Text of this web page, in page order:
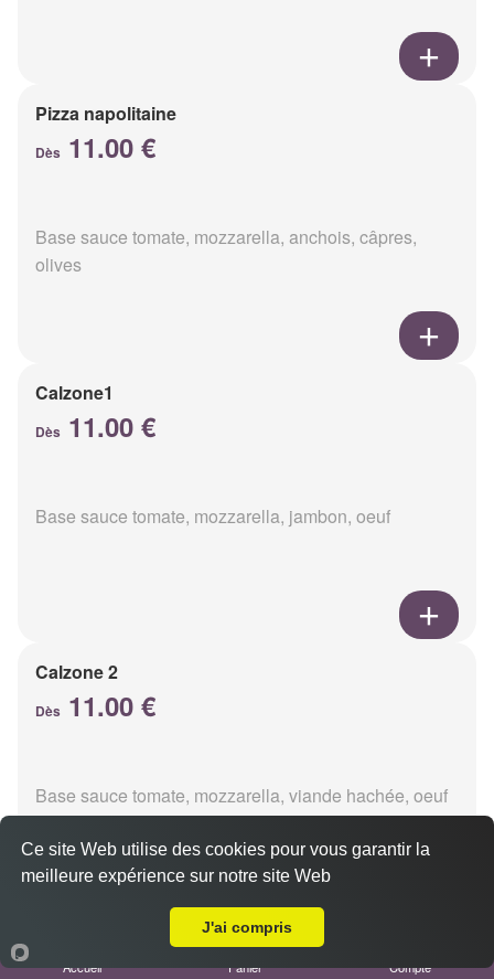
Pizza napolitaine
Dès 11.00 €
Base sauce tomate, mozzarella, anchois, câpres,
olives
Calzone1
Dès 11.00 €
Base sauce tomate, mozzarella, jambon, oeuf
Calzone 2
Dès 11.00 €
Base sauce tomate, mozzarella, viande hachée, oeuf
Accueil Panier Compte
Ce site Web utilise des cookies pour vous garantir la
meilleure expérience sur notre site Web
J'ai compris